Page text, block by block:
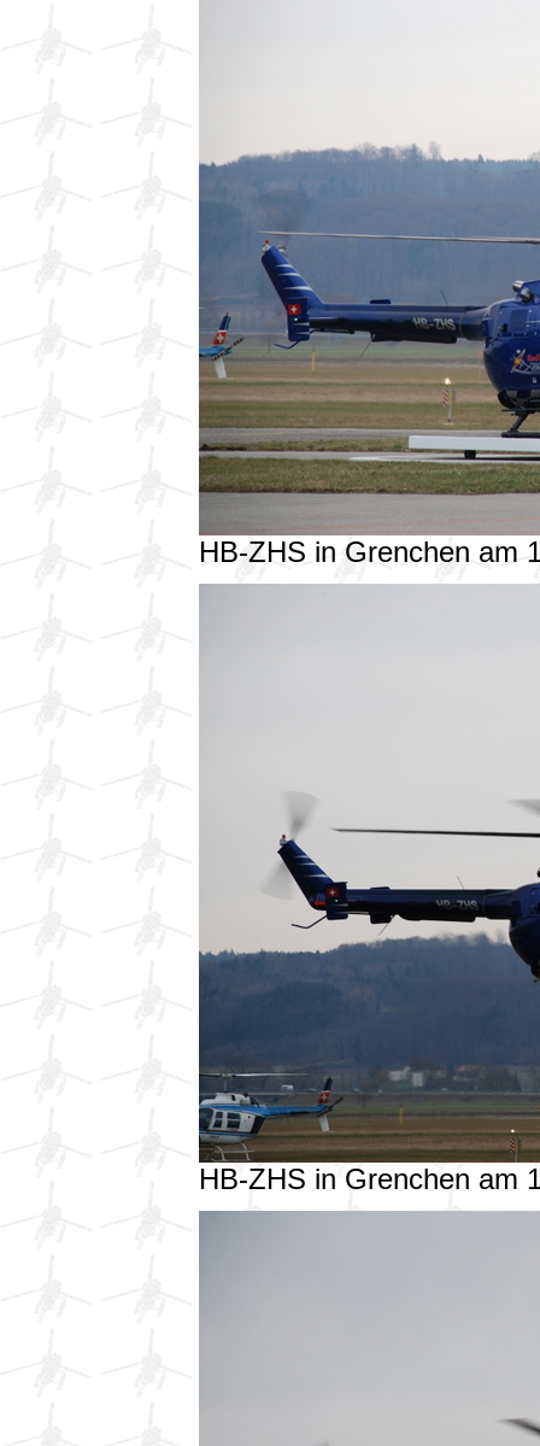
HB-ZHS in Grenchen am
HB-ZHS in Grenchen am